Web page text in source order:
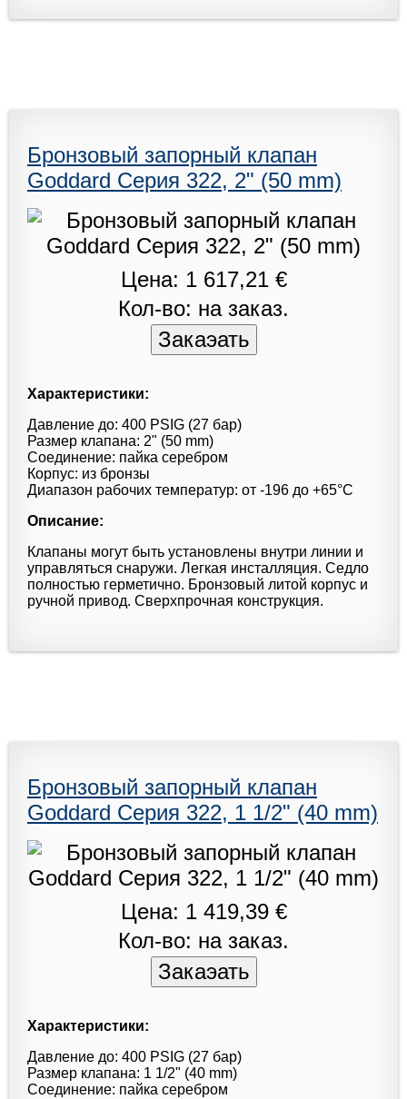
Бронзовый запорный клапан
Goddard Серия 322, 2" (50 mm)
Цена: 1 617,21 €
Кол-во: на заказ.
Характеристики:
Давление до: 400 PSIG (27 бар)
Размер клапана: 2" (50 mm)
Соединение: пайка серебром
Корпус: из бронзы
Диапазон рабочих температур: от -196 до +65°С
Описание:
Клапаны могут быть установлены внутри линии и
управляться снаружи. Легкая инсталляция. Седло
полностью герметично. Бронзовый литой корпус и
ручной привод. Сверхпрочная конструкция.
Бронзовый запорный клапан
Goddard Серия 322, 1 1/2" (40 mm)
Цена: 1 419,39 €
Кол-во: на заказ.
Характеристики:
Давление до: 400 PSIG (27 бар)
Размер клапана: 1 1/2" (40 mm)
Соединение: пайка серебром